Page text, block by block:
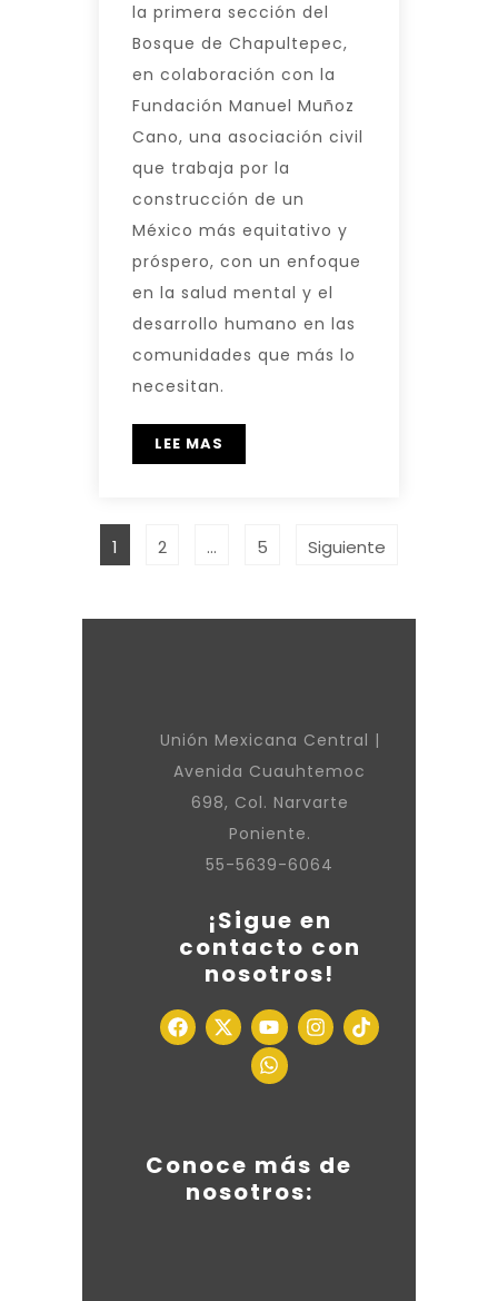
la primera sección del
Bosque de Chapultepec,
en colaboración con la
Fundación Manuel Muñoz
Cano, una asociación civil
que trabaja por la
construcción de un
México más equitativo y
próspero, con un enfoque
en la salud mental y el
desarrollo humano en las
comunidades que más lo
necesitan.
LEE MAS
1 2 … 5 Siguiente
Unión Mexicana Central |
Avenida Cuauhtemoc
698, Col. Narvarte
Poniente.
55-5639-6064
¡Sigue en
contacto con
nosotros!
Conoce más de
nosotros: